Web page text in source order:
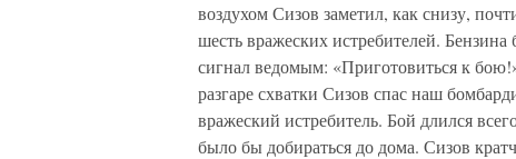
воздухом Сизов заметил, как снизу,
шесть вражеских истребителей.
сигнал ведомым: «Приготовиться к
разгаре схватки Сизов спас наш
вражеский истребитель. Бой длился
было бы добираться до дома. Сизов